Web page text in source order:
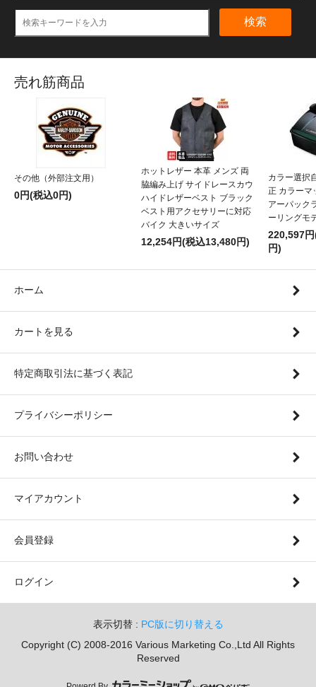
検索
売れ筋商品
その他（外部注文用）
0円(税込0円)
ホットレザー 本革 メンズ 両
脇編み上げ サイドレースカウ
ハイドレザーベスト ブラック
ベスト用アクセサリーに対応
バイク 大きいサイズ
12,254円(税込13,480円)
カラー選択
正 カラーマ
アーパック
ーリングモ
220,597
円)
ホーム
カートを見る
特定商取引法に基づく表記
プライバシーポリシー
お問い合わせ
マイアカウント
会員登録
ログイン
表示切替 : PC版に切り替える
Copyright (C) 2008-2016 Various Marketing Co.,Ltd All Rights
Reserved